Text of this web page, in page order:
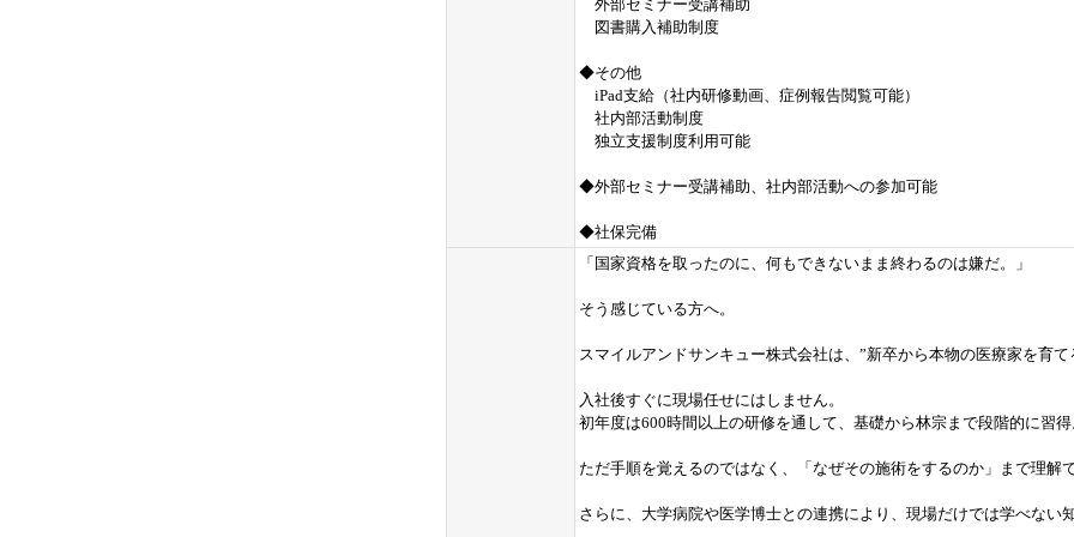
外部セミナー受講補助
図書購入補助制度
◆その他
iPad支給（社内研修動画、症例報告閲覧可能）
社内部活動制度
独立支援制度利用可能
◆外部セミナー受講補助、社内部活動への参加可能
◆社保完備
「国家資格を取ったのに、何もできないまま終わるのは嫌だ。」
そう感じている方へ。
スマイルアンドサンキュー株式会社は、”新卒から本物の医療家を育
入社後すぐに現場任せにはしません。
初年度は600時間以上の研修を通して、基礎から林宗まで段階的に習
ただ手順を覚えるのではなく、「なぜその施術をするのか」まで理解
さらに、大学病院や医学博士との連携により、現場だけでは学べない